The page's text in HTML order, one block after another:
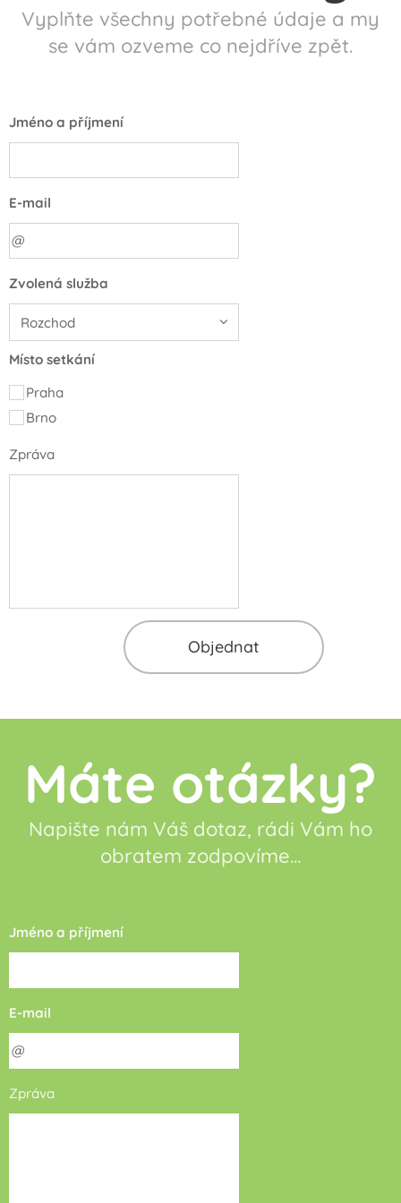
formě notářského zápisu s doložkou přímé
vykonatelnosti.
Vyplňte všechny potřebné údaje a my
se vám ozveme co nejdříve zpět.
Jméno a příjmení
E-mail
Zvolená služba
Místo setkání
Praha
Brno
Zpráva
Objednat
Máte otázky?
Napište nám Váš dotaz, rádi Vám ho
obratem zodpovíme...
Jméno a příjmení
E-mail
Zpráva